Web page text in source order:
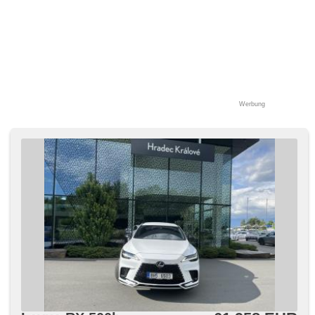
Werbung